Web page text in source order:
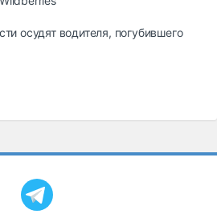
осудят водителя, погубившего